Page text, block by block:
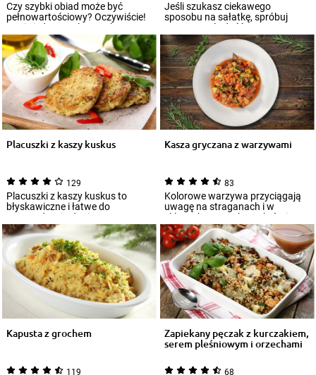
Czy szybki obiad może być
pełnowartościowy? Oczywiście!
Danie jednogarnkowe z kaszą
doda Ci energ...
Jeśli szukasz ciekawego
sposobu na sałatkę, spróbuj
prostego, ale dość
niecodziennego połączenia...
Placuszki z kaszy kuskus
129
Placuszki z kaszy kuskus to
błyskawiczne i łatwe do
przyrządzenia danie, w sam raz
na obiad lub k...
Kasza gryczana z warzywami
83
Kolorowe warzywa przyciągają
uwagę na straganach i w
sklepach. Oto pokusa, której
można ulec bez...
Kapusta z grochem
119
Zapiekany pęczak z kurczakiem,
serem pleśniowym i orzechami
68